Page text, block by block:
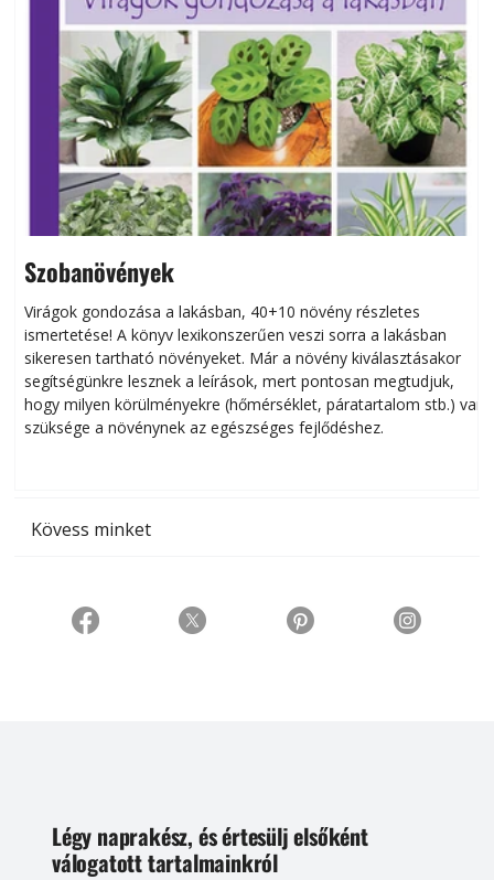
Szobanövények
Virágok gondozása a lakásban, 40+10 növény részletes
ismertetése! A könyv lexikonszerűen veszi sorra a lakásban
sikeresen tart­ha­tó növényeket. Már a növény kiválasztásakor
segítségünkre lesznek a leírások, mert pontosan megtudjuk,
hogy milyen körülményekre (hőmérséklet, páratartalom stb.) van
szüksége a növénynek az egészséges fejlődéshez.
Kövess minket
Légy naprakész, és értesülj elsőként
válogatott tartalmainkról